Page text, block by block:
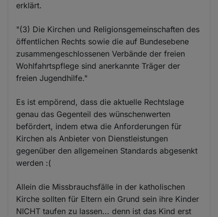
erklärt.
"(3) Die Kirchen und Religionsgemeinschaften des
öffentlichen Rechts sowie die auf Bundesebene
zusammengeschlossenen Verbände der freien
Wohlfahrtspflege sind anerkannte Träger der
freien Jugendhilfe."
Es ist empörend, dass die aktuelle Rechtslage
genau das Gegenteil des wünschenwerten
befördert, indem etwa die Anforderungen für
Kirchen als Anbieter von Dienstleistungen
gegenüber den allgemeinen Standards abgesenkt
werden :(
Allein die Missbrauchsfälle in der katholischen
Kirche sollten für Eltern ein Grund sein ihre Kinder
NICHT taufen zu lassen... denn ist das Kind erst